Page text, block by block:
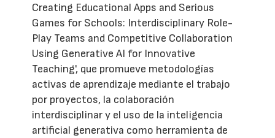
Creating Educational Apps and Serious
Games for Schools: Interdisciplinary Role-
Play Teams and Competitive Collaboration
Using Generative AI for Innovative
Teaching', que promueve metodologías
activas de aprendizaje mediante el trabajo
por proyectos, la colaboración
interdisciplinar y el uso de la inteligencia
artificial generativa como herramienta de